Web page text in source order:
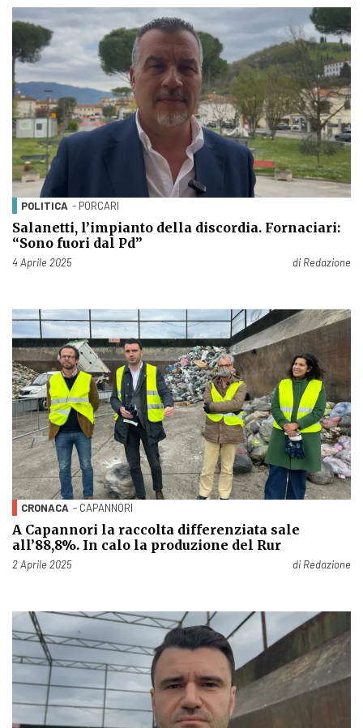
POLITICA - PORCARI
Salanetti, l’impianto della discordia. Fornaciari:
“Sono fuori dal Pd”
Pubblicato il
4 Aprile 2025 di Redazione
CRONACA - CAPANNORI
A Capannori la raccolta differenziata sale
all’88,8%. In calo la produzione del Rur
Pubblicato il
2 Aprile 2025 di Redazione